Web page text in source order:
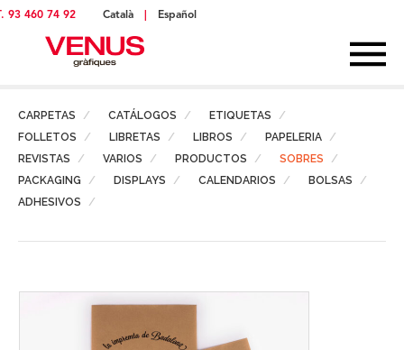
93 460 74 92 Català Español
CARPETAS CATÁLOGOS
ETIQUETAS
FOLLETOS
LIBRETAS LIBROS
PAPELERIA
REVISTAS
VARIOS PRODUCTOS
SOBRES
PACKAGING
DISPLAYS CALENDARIOS
BOLSAS
ADHESIVOS